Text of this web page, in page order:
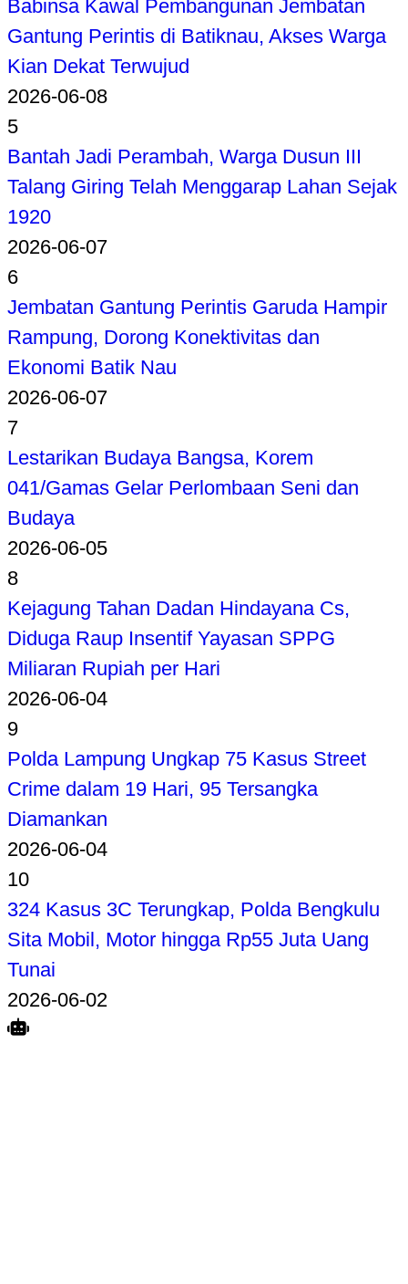
Babinsa Kawal Pembangunan Jembatan
Gantung Perintis di Batiknau, Akses Warga
Kian Dekat Terwujud
2026-06-08
5
Bantah Jadi Perambah, Warga Dusun III
Talang Giring Telah Menggarap Lahan Sejak
1920
2026-06-07
6
Jembatan Gantung Perintis Garuda Hampir
Rampung, Dorong Konektivitas dan
Ekonomi Batik Nau
2026-06-07
7
Lestarikan Budaya Bangsa, Korem
041/Gamas Gelar Perlombaan Seni dan
Budaya
2026-06-05
8
Kejagung Tahan Dadan Hindayana Cs,
Diduga Raup Insentif Yayasan SPPG
Miliaran Rupiah per Hari
2026-06-04
9
Polda Lampung Ungkap 75 Kasus Street
Crime dalam 19 Hari, 95 Tersangka
Diamankan
2026-06-04
10
324 Kasus 3C Terungkap, Polda Bengkulu
Sita Mobil, Motor hingga Rp55 Juta Uang
Tunai
2026-06-02